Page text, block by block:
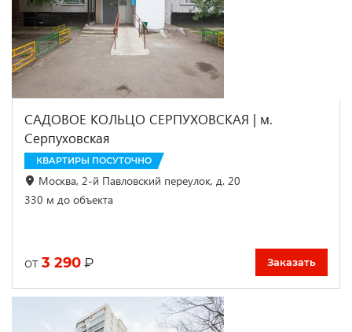
САДОВОЕ КОЛЬЦО СЕРПУХОВСКАЯ | м.
Серпуховская
КВАРТИРЫ ПОСУТОЧНО
Москва, 2-й Павловский переулок, д. 20
330 м до объекта
от 3 290 ₽ Заказать